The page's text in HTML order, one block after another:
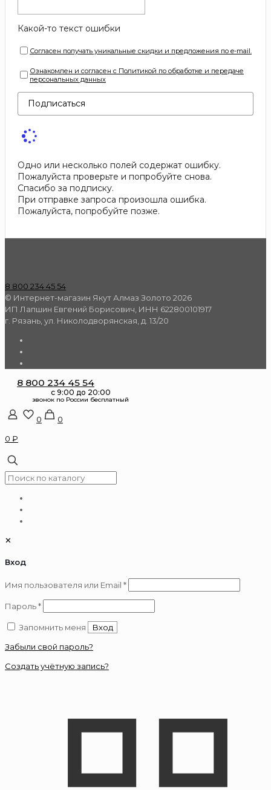
Какой-то текст ошибки
Согласен получать уникальные скидки и предложения по e-mail.
Ознакомлен и согласен с Политикой по обработке и передаче
персональных данных
Подписаться
Одно или несколько полей содержат ошибку.
Пожалуйста проверьте и попробуйте снова.
Спасибо за подписку.
При отправке запроса произошла ошибка.
Пожалуйста, попробуйте позже.
8 800 234 45 54
© Интернет-магазин Якут Алмаз Золото 2026
ИП Лапшин Евгений Борисович, ИНН 622800101917
г. Рязань, ул. Николодворянская, д. 13/20
8 800 234 45 54
0
0
0 ₽
✕
Вход
Имя пользователя или Email *Обязательно
Пароль*Обязательно
Запомнить меня
Вход
Забыли свой пароль?
Создать учётную запись?